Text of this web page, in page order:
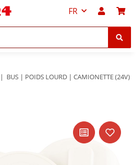
FR
BUS | POIDS LOURD | CAMIONETTE (24V)